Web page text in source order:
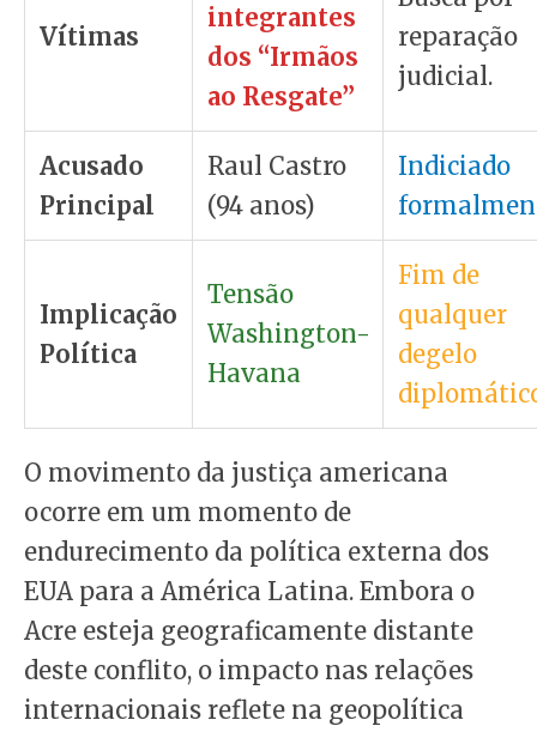
Vítimas
integrantes
dos “Irmãos
ao Resgate”
reparação
judicial.
Acusado
Principal
Raul Castro
(94 anos)
Indiciado
Implicação
Política
Tensão
Washington-
Havana
Fim de
qualquer
degelo
O movimento da justiça americana
ocorre em um momento de
endurecimento da política externa dos
EUA para a América Latina. Embora o
Acre esteja geograficamente distante
deste conflito, o impacto nas relações
internacionais reflete na geopolítica